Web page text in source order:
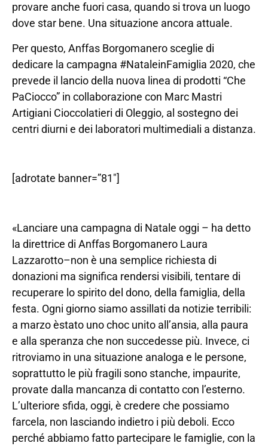
provare anche fuori casa, quando si trova un luogo
dove star bene. Una situazione ancora attuale.
Per questo, Anffas Borgomanero sceglie di
dedicare la campagna #NataleinFamiglia 2020, che
prevede il lancio della nuova linea di prodotti “Che
PaCiocco” in collaborazione con Marc Mastri
Artigiani Cioccolatieri di Oleggio, al sostegno dei
centri diurni e dei laboratori multimediali a distanza.
[adrotate banner=”81″]
«Lanciare una campagna di Natale oggi – ha detto
la direttrice di Anffas Borgomanero Laura
Lazzarotto–non è una semplice richiesta di
donazioni ma significa rendersi visibili, tentare di
recuperare lo spirito del dono, della famiglia, della
festa. Ogni giorno siamo assillati da notizie terribili:
a marzo èstato uno choc unito all’ansia, alla paura
e alla speranza che non succedesse più. Invece, ci
ritroviamo in una situazione analoga e le persone,
soprattutto le più fragili sono stanche, impaurite,
provate dalla mancanza di contatto con l’esterno.
L’ulteriore sfida, oggi, è credere che possiamo
farcela, non lasciando indietro i più deboli. Ecco
perché abbiamo fatto partecipare le famiglie, con la